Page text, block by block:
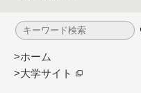
>ホーム
>大学サイト